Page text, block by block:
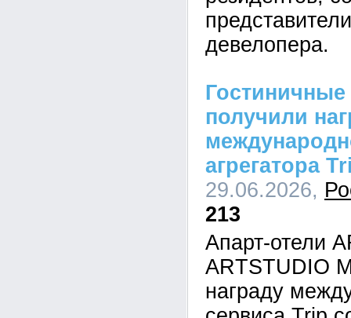
девелопера.
получили
агрегатора
29.06.2026,
213
Апарт-отели
ARTSTUDIO
награду